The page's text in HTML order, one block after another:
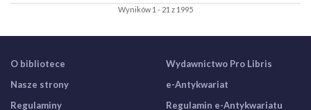
Wyników 1 - 21 z 1995
O bibliotece
Nasze strony
Regulaminy
Wydawnictwo Pro Libris
e-Antykwariat
Regulamin e-Antykwariatu